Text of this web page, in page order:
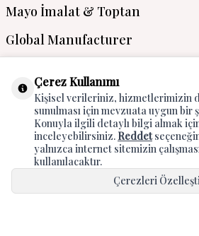
Mayo İmalat & Toptan
Global Manufacturer
Çerez Kullanımı
Kişisel verileriniz, hizmetlerimizin
sunulması için mevzuata uygun bir
Konuyla ilgili detaylı bilgi almak
inceleyebilirsiniz. Reddet
yalnızca internet sitemizin
kullanılacaktır.
Çerezleri